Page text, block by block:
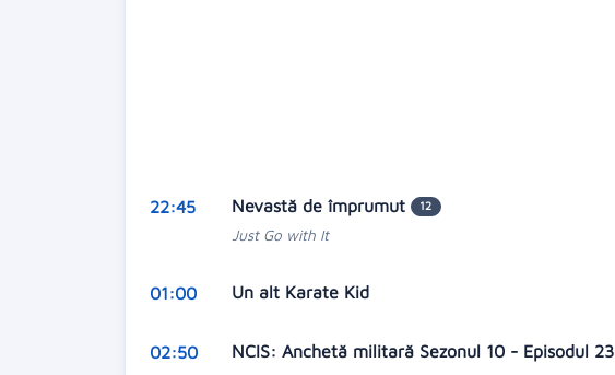
22:45 Nevastă de împrumut 12
Just Go with It
01:00 Un alt Karate Kid
02:50 NCIS: Anchetă militară Sezonul 10 - Episodul 23